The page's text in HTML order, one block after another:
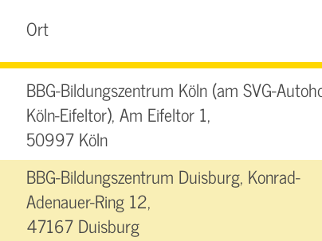
Ort
BBG-Bildungszentrum Köln (am SVG-
Köln-Eifeltor), Am Eifeltor 1,
50997 Köln
BBG-Bildungszentrum Duisburg, Konrad-
Adenauer-Ring 12,
47167 Duisburg